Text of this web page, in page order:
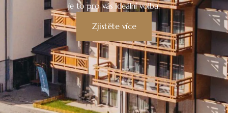
je to pro vás ideální volba.
Zjistěte více